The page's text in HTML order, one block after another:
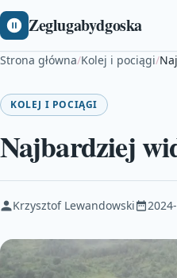
Zeglugabydgoska
Strona główna/Kolej i pociągi/
KOLEJ I POCIĄGI
Najbardziej
Krzysztof Lewandowski